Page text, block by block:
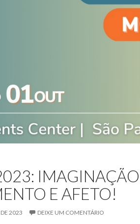
E AFETO!
DE 2023 DEIXE UM COMENTÁRIO